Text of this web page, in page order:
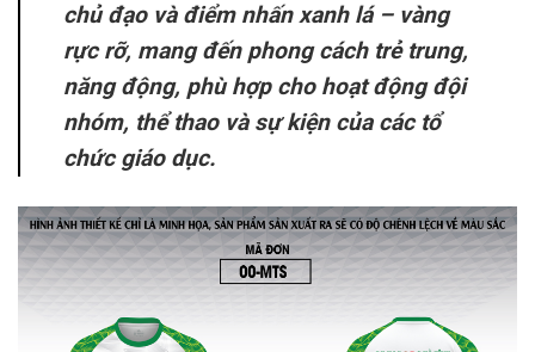
chủ đạo và điểm nhấn xanh lá – vàng
rực rỡ, mang đến phong cách trẻ trung,
năng động, phù hợp cho hoạt động đội
nhóm, thể thao và sự kiện của các tổ
chức giáo dục.